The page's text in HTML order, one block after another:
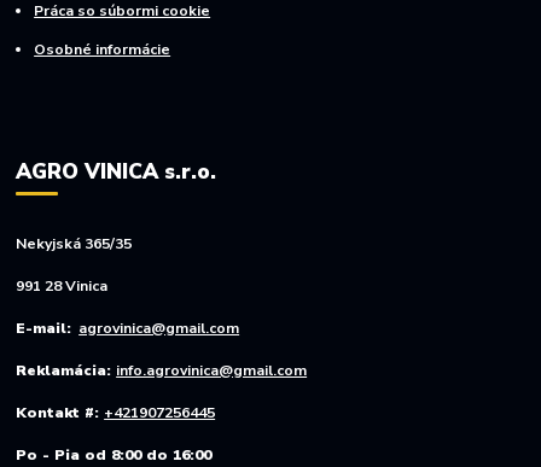
Práca so súbormi cookie
Osobné informácie
AGRO VINICA s.r.o.
Nekyjská 365/35
991 28 Vinica
E-mail: agrovinica@gmail.com
Reklamácia: info.agrovinica@gmail.com
Kontakt #: +421907256445
Po - Pia od 8:00 do 16:00